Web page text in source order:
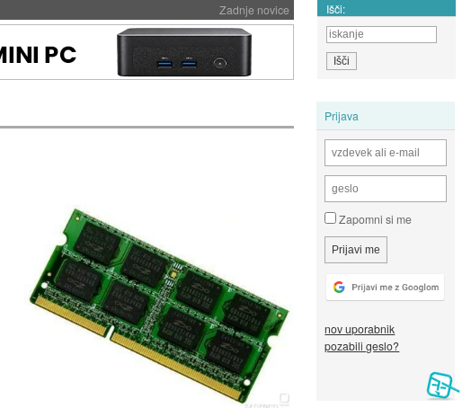
Zadnje novice Išči:
Prijava
Zapomni si me
nov uporabnik
pozabili geslo?